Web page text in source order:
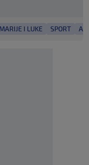
I LUKE SPORT